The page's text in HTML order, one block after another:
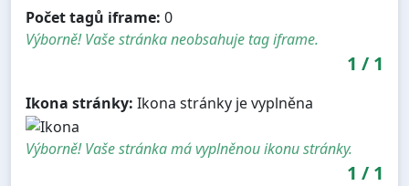
Počet tagů iframe: 0
Výborně! Vaše stránka neobsahuje tag iframe.
1 / 1
Ikona stránky: Ikona stránky je vyplněna
Výborně! Vaše stránka má vyplněnou ikonu stránky.
1 / 1